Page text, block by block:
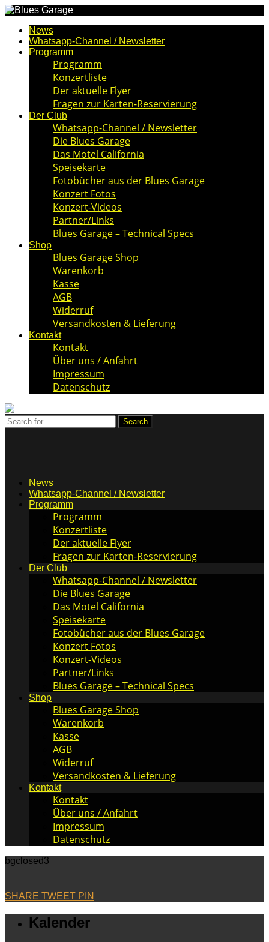
News
Whatsapp-Channel / Newsletter
Programm
Programm
Konzertliste
Der aktuelle Flyer
Fragen zur Karten-Reservierung
Der Club
Whatsapp-Channel / Newsletter
Die Blues Garage
Das Motel California
Speisekarte
Fotobücher aus der Blues Garage
Konzert Fotos
Konzert-Videos
Partner/Links
Blues Garage – Technical Specs
Shop
Blues Garage Shop
Warenkorb
Kasse
AGB
Widerruf
Versandkosten & Lieferung
Kontakt
Kontakt
Über uns / Anfahrt
Impressum
Datenschutz
News
Whatsapp-Channel / Newsletter
Programm
Programm
Konzertliste
Der aktuelle Flyer
Fragen zur Karten-Reservierung
Der Club
Whatsapp-Channel / Newsletter
Die Blues Garage
Das Motel California
Speisekarte
Fotobücher aus der Blues Garage
Konzert Fotos
Konzert-Videos
Partner/Links
Blues Garage – Technical Specs
Shop
Blues Garage Shop
Warenkorb
Kasse
AGB
Widerruf
Versandkosten & Lieferung
Kontakt
Kontakt
Über uns / Anfahrt
Impressum
Datenschutz
bgclosed3
SHARE TWEET PIN
Kalender